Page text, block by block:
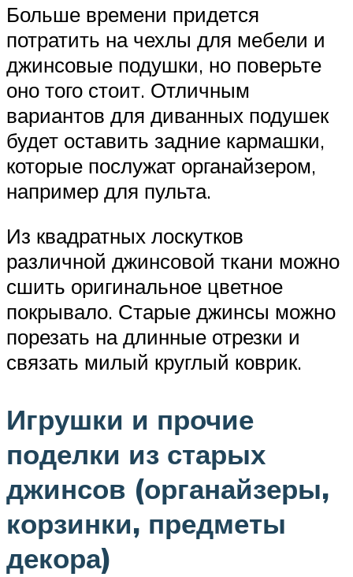
Больше времени придется
потратить на чехлы для мебели и
джинсовые подушки, но поверьте
оно того стоит. Отличным
вариантов для диванных подушек
будет оставить задние кармашки,
которые послужат органайзером,
например для пульта.
Из квадратных лоскутков
различной джинсовой ткани можно
сшить оригинальное цветное
покрывало. Старые джинсы можно
порезать на длинные отрезки и
связать милый круглый коврик.
Игрушки и прочие
поделки из старых
джинсов (органайзеры,
корзинки, предметы
декора)